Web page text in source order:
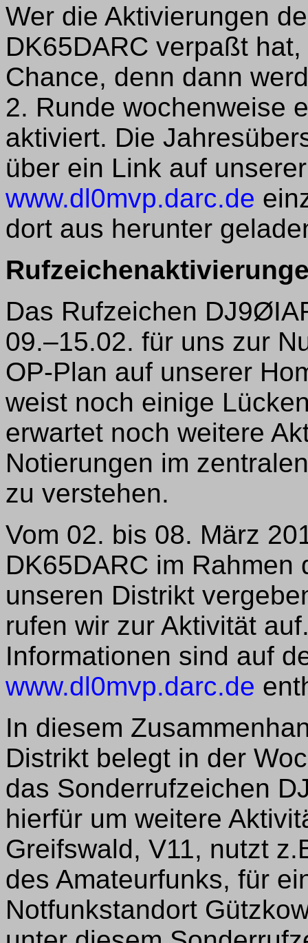
Wer die Aktivierungen
DK65DARC verpaßt
Chance, denn dann
2. Runde wochenweise
aktiviert. Die
über ein Link auf
www.dl0mvp.darc.de
dort aus herunter
Das Rufzeichen
09.–15.02. für uns zur
OP-Plan auf unserer
weist noch einige
erwartet noch weitere
Notierungen im
zu verstehen.
Vom 02. bis 08. März
DK65DARC im
unseren Distrikt
rufen wir zur Aktivität
Informationen sind auf
www.dl0mvp.darc.de
In diesem
Distrikt belegt in der
das Sonderrufzeichen
hierfür um weitere
Greifswald, V11, nutzt
des Amateurfunks, für
Notfunkstandort